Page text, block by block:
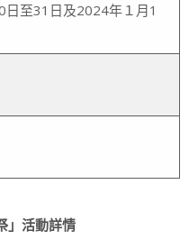
至31日及2024年１月1
」活動詳情